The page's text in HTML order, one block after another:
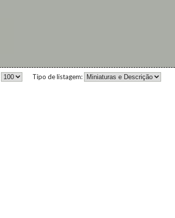
Tipo de listagem: